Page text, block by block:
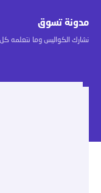
مدونة تسوق
نشارك الكواليس وما نتعلمه